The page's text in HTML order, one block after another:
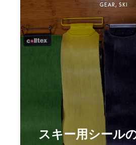
GEAR, SKI
スキー用シール